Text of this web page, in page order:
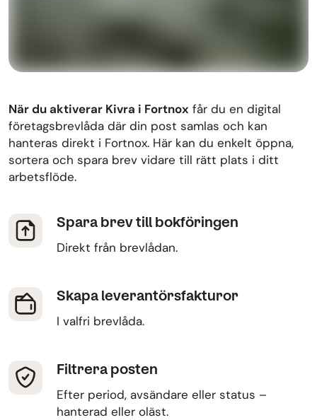
När du aktiverar Kivra i Fortnox får du en digital
företagsbrevlåda där din post samlas och kan
hanteras direkt i Fortnox. Här kan du enkelt öppna,
sortera och spara brev vidare till rätt plats i ditt
arbetsflöde.
Spara brev till bokföringen
Direkt från brevlådan.
Skapa leverantörsfakturor
I valfri brevlåda.
Filtrera posten
Efter period, avsändare eller status –
hanterad eller oläst.